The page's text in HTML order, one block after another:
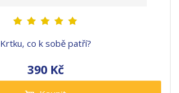
Krtku, co k sobě patří?
390 Kč